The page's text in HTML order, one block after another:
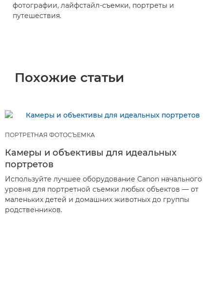
фотографии, лайфстайл-съемки, портреты и
путешествия.
Похожие статьи
ПОРТРЕТНАЯ ФОТОСЪЕМКА
Камеры и объективы для идеальных
портретов
Используйте лучшее оборудование Canon начального
уровня для портретной съемки любых объектов — от
маленьких детей и домашних животных до группы
родственников.